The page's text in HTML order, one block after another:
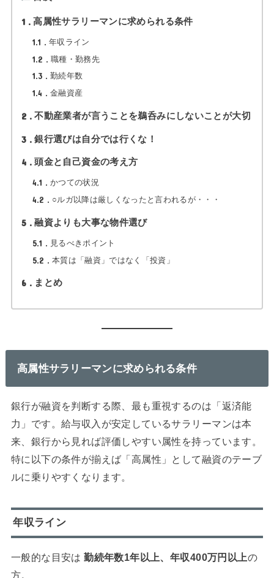
1 高属性サラリーマンに求められる条件
1.1 年収ライン
1.2 職種・勤務先
1.3 勤続年数
1.4 金融資産
2 不動産業者が言うことを鵜呑みにしないことが大切
3 銀行選びは自分では行くな！
4 頭金と自己資金の考え方
4.1 かつての状況
4.2 ○ルガ以降は厳しくなったと言われるが・・・
5 融資よりも大事な物件選び
5.1 見るべきポイント
5.2 本質は「融資」ではなく「投資」
6 まとめ
高属性サラリーマンに求められる条件
銀行が融資を判断する際、最も重視するのは「返済能
力」です。給与収入が安定しているサラリーマンは本
来、銀行から見れば評価しやすい属性を持っています。
特に以下の条件が揃えば「高属性」として融資のテーブ
ルに乗りやすくなります。
年収ライン
一般的な目安は勤続年数1年以上、年収400万円以上の
方。